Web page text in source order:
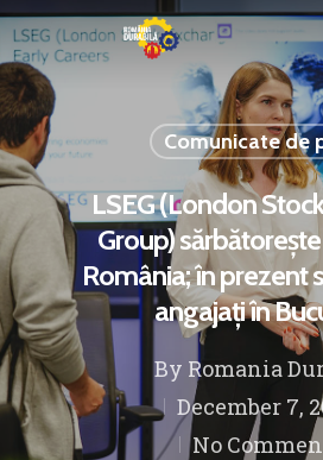
Hit enter to search or
Comunicate de
LSEG (London
Group)
România; în prezent
angajați în
By Romania
December 7,
No